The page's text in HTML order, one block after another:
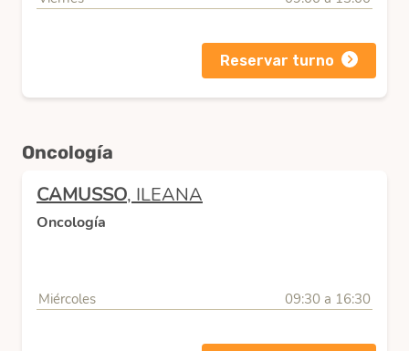
Reservar turno
Oncología
CAMUSSO, ILEANA
Oncología
Miércoles 09:30 a 16:30